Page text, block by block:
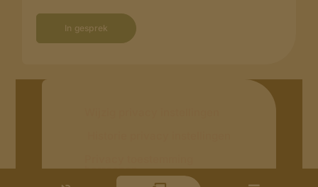
In gesprek
herroepen